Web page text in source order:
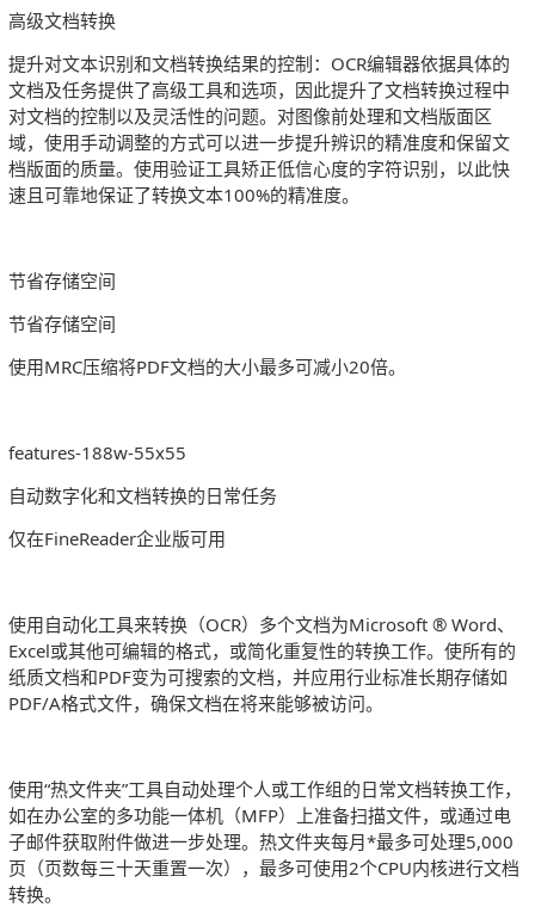
高级文档转换
提升对文本识别和文档转换结果的控制：OCR编辑器依据具体的
文档及任务提供了高级工具和选项，因此提升了文档转换过程中
对文档的控制以及灵活性的问题。对图像前处理和文档版面区
域，使用手动调整的方式可以进一步提升辨识的精准度和保留文
档版面的质量。使用验证工具矫正低信心度的字符识别，以此快
速且可靠地保证了转换文本100%的精准度。
节省存储空间
节省存储空间
使用MRC压缩将PDF文档的大小最多可减小20倍。
features-188w-55x55
自动数字化和文档转换的日常任务
仅在FineReader企业版可用
使用自动化工具来转换（OCR）多个文档为Microsoft ® Word、
Excel或其他可编辑的格式，或简化重复性的转换工作。使所有的
纸质文档和PDF变为可搜索的文档，并应用行业标准长期存储如
PDF/A格式文件，确保文档在将来能够被访问。
使用“热文件夹”工具自动处理个人或工作组的日常文档转换工作，
如在办公室的多功能一体机（MFP）上准备扫描文件，或通过电
子邮件获取附件做进一步处理。热文件夹每月*最多可处理5,000
页（页数每三十天重置一次），最多可使用2个CPU内核进行文档
转换。